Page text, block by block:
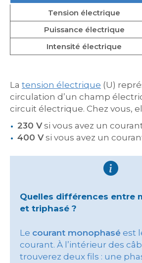
Tension électrique
Puissance électrique
Intensité électrique
La tension électrique (U)
circulation d’un champ
circuit électrique. Chez vous,
230 Vsi vous avez un
400 Vsi vous avez un
Quelles différences entre
et triphasé ?
Le courant monophasé est
courant. À l’intérieur des
trouverez deux fils : une